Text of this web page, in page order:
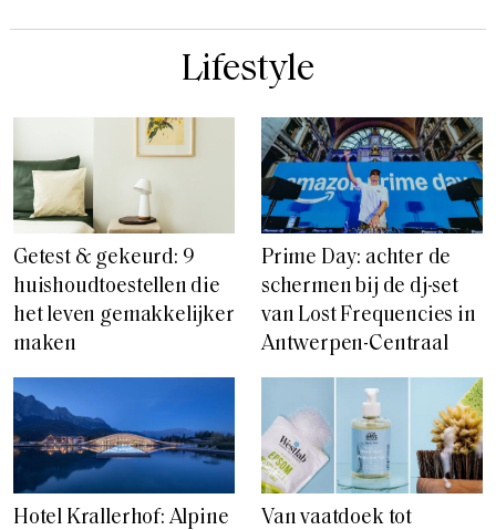
Lifestyle
Getest & gekeurd: 9
huishoudtoestellen die
het leven gemakkelijker
maken
Prime Day: achter de
schermen bij de dj-set
van Lost Frequencies in
Antwerpen-Centraal
Hotel Krallerhof: Alpine
Van vaatdoek tot